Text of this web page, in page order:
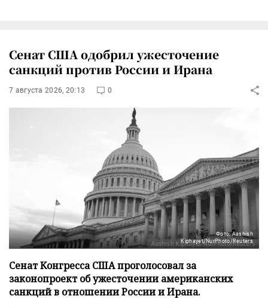
Сенат США одобрил ужесточение
санкций против России и Ирана
7 августа 2026, 20:13 0
Фото: Aashish
Kiphayet/NurPhoto/Reuters
Сенат Конгресса США проголосовал за
законопроект об ужесточении американских
санкций в отношении России и Ирана.